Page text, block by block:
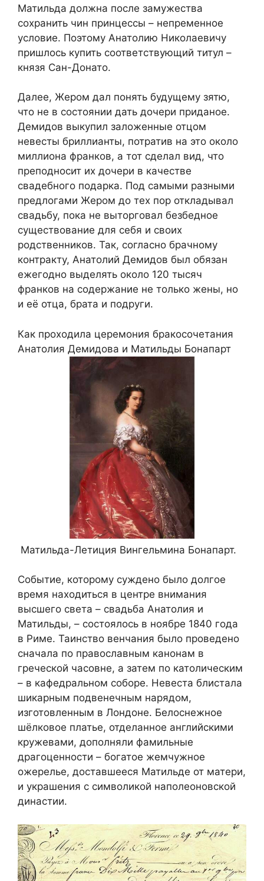
Матильда должна после замужества
сохранить чин принцессы – непременное
условие. Поэтому Анатолию Николаевичу
пришлось купить соответствующий титул –
князя Сан-Донато.
Далее, Жером дал понять будущему зятю,
что не в состоянии дать дочери приданое.
Демидов выкупил заложенные отцом
невесты бриллианты, потратив на это около
миллиона франков, а тот сделал вид, что
преподносит их дочери в качестве
свадебного подарка. Под самыми разными
предлогами Жером до тех пор откладывал
свадьбу, пока не выторговал безбедное
существование для себя и своих
родственников. Так, согласно брачному
контракту, Анатолий Демидов был обязан
ежегодно выделять около 120 тысяч
франков на содержание не только жены, но
и её отца, брата и подруги.
Как проходила церемония бракосочетания
Анатолия Демидова и Матильды Бонапарт
Матильда-Летиция Вингельмина Бонапарт.
Событие, которому суждено было долгое
время находиться в центре внимания
высшего света – свадьба Анатолия и
Матильды, – состоялось в ноябре 1840 года
в Риме. Таинство венчания было проведено
сначала по православным канонам в
греческой часовне, а затем по католическим
– в кафедральном соборе. Невеста блистала
шикарным подвенечным нарядом,
изготовленным в Лондоне. Белоснежное
шёлковое платье, отделанное английскими
кружевами, дополняли фамильные
драгоценности – богатое жемчужное
ожерелье, доставшееся Матильде от матери,
и украшения с символикой наполеоновской
династии.